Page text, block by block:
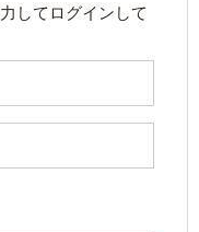
してログインして